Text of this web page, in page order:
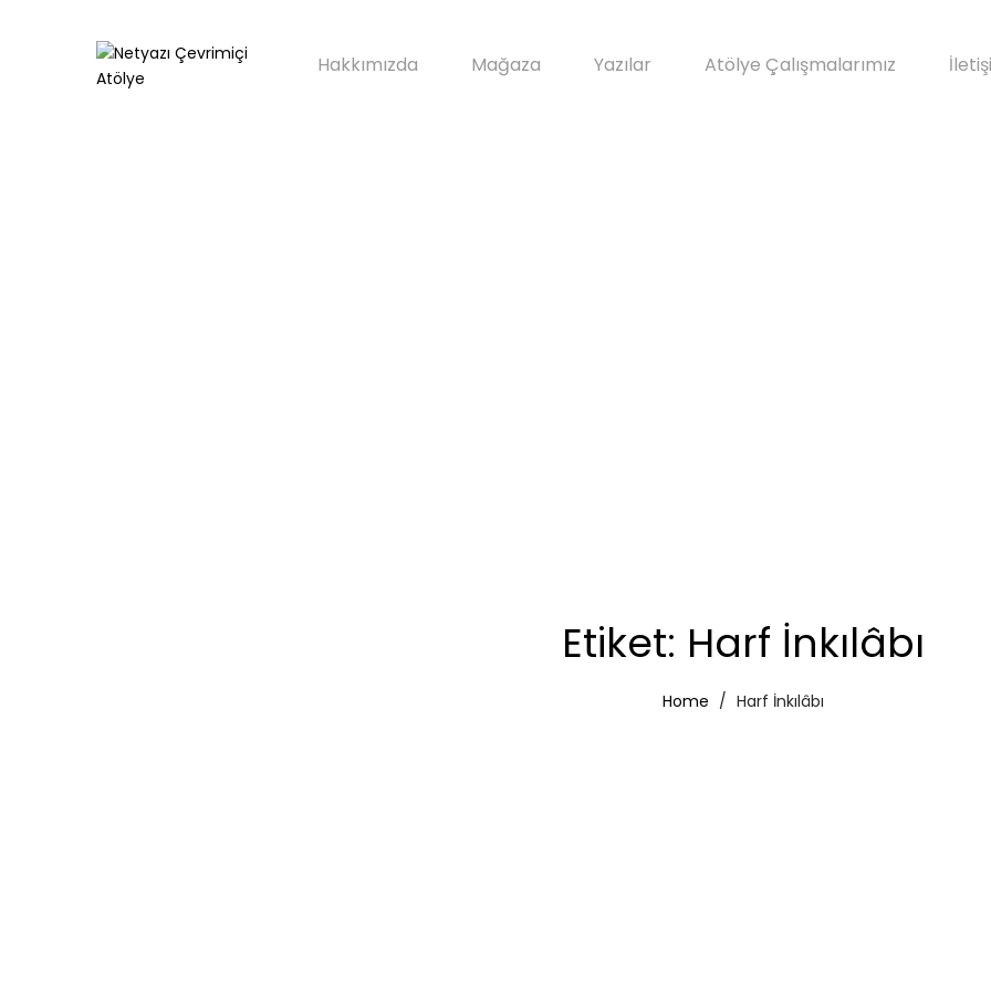
Hakkımızda Mağaza Yazılar Atölye Çalışmalarımız
Etiket: Harf İnkılâbı
Home Harf İnkılâbı